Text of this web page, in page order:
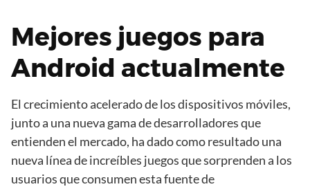
Mejores juegos para
Android actualmente
El crecimiento acelerado de los dispositivos móviles,
junto a una nueva gama de desarrolladores que
entienden el mercado, ha dado como resultado una
nueva línea de increíbles juegos que sorprenden a los
usuarios que consumen esta fuente de